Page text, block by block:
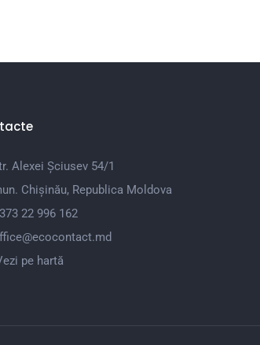
Alexei Șciusev 54/1
Chișinău, Republica Moldova
22 996 162
pe hartă